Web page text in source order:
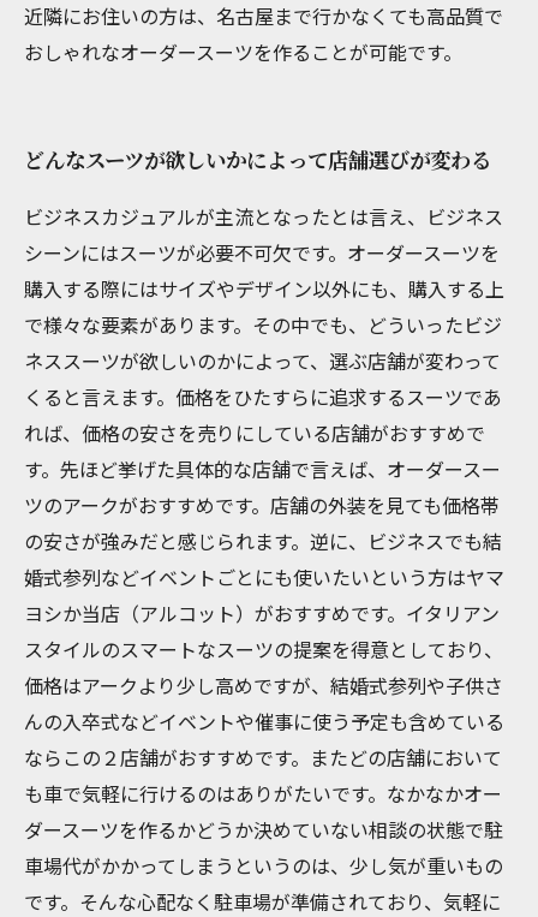
近隣にお住いの方は、名古屋まで行かなくても高品質で
おしゃれなオーダースーツを作ることが可能です。
どんなスーツが欲しいかによって店舗選びが変わる
ビジネスカジュアルが主流となったとは言え、ビジネス
シーンにはスーツが必要不可欠です。オーダースーツを
購入する際にはサイズやデザイン以外にも、購入する上
で様々な要素があります。その中でも、どういったビジ
ネススーツが欲しいのかによって、選ぶ店舗が変わって
くると言えます。価格をひたすらに追求するスーツであ
れば、価格の安さを売りにしている店舗がおすすめで
す。先ほど挙げた具体的な店舗で言えば、オーダースー
ツのアークがおすすめです。店舗の外装を見ても価格帯
の安さが強みだと感じられます。逆に、ビジネスでも結
婚式参列などイベントごとにも使いたいという方はヤマ
ヨシか当店（アルコット）がおすすめです。イタリアン
スタイルのスマートなスーツの提案を得意としており、
価格はアークより少し高めですが、結婚式参列や子供さ
んの入卒式などイベントや催事に使う予定も含めている
ならこの２店舗がおすすめです。またどの店舗において
も車で気軽に行けるのはありがたいです。なかなかオー
ダースーツを作るかどうか決めていない相談の状態で駐
車場代がかかってしまうというのは、少し気が重いもの
です。そんな心配なく駐車場が準備されており、気軽に